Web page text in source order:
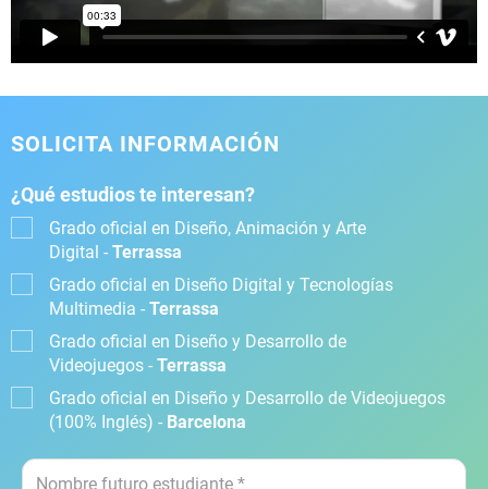
SOLICITA INFORMACIÓN
¿Qué estudios te interesan?
Grado oficial en Diseño, Animación y Arte
Digital - Terrassa
Grado oficial en Diseño Digital y Tecnologías
Multimedia - Terrassa
Grado oficial en Diseño y Desarrollo de
Videojuegos - Terrassa
Grado oficial en Diseño y Desarrollo de Videojuegos
(100% Inglés) - Barcelona